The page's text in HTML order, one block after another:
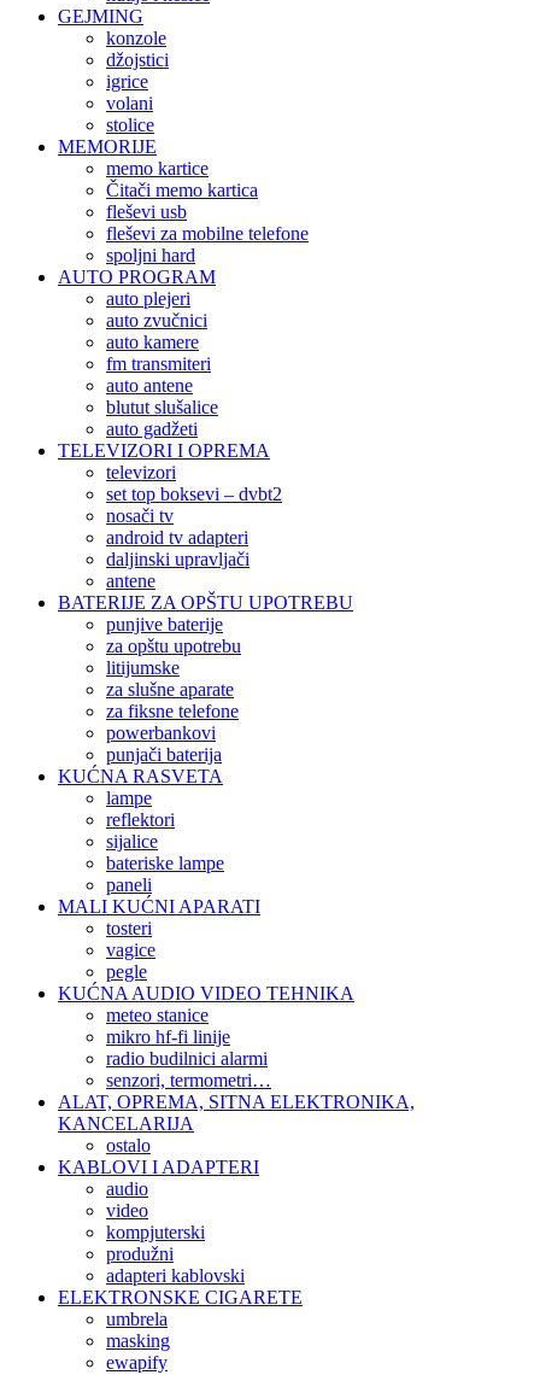
GEJMING
konzole
džojstici
igrice
volani
stolice
MEMORIJE
memo kartice
Čitači memo kartica
fleševi usb
fleševi za mobilne telefone
spoljni hard
AUTO PROGRAM
auto plejeri
auto zvučnici
auto kamere
fm transmiteri
auto antene
blutut slušalice
auto gadžeti
TELEVIZORI I OPREMA
televizori
set top boksevi – dvbt2
nosači tv
android tv adapteri
daljinski upravljači
antene
BATERIJE ZA OPŠTU UPOTREBU
punjive baterije
za opštu upotrebu
litijumske
za slušne aparate
za fiksne telefone
powerbankovi
punjači baterija
KUĆNA RASVETA
lampe
reflektori
sijalice
bateriske lampe
paneli
MALI KUĆNI APARATI
tosteri
vagice
pegle
KUĆNA AUDIO VIDEO TEHNIKA
meteo stanice
mikro hf-fi linije
radio budilnici alarmi
senzori, termometri…
ALAT, OPREMA, SITNA ELEKTRONIKA,
KANCELARIJA
ostalo
KABLOVI I ADAPTERI
audio
video
kompjuterski
produžni
adapteri kablovski
ELEKTRONSKE CIGARETE
umbrela
masking
ewapify